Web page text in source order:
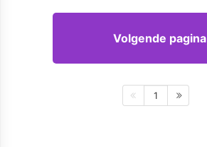
Volgende pagina
1